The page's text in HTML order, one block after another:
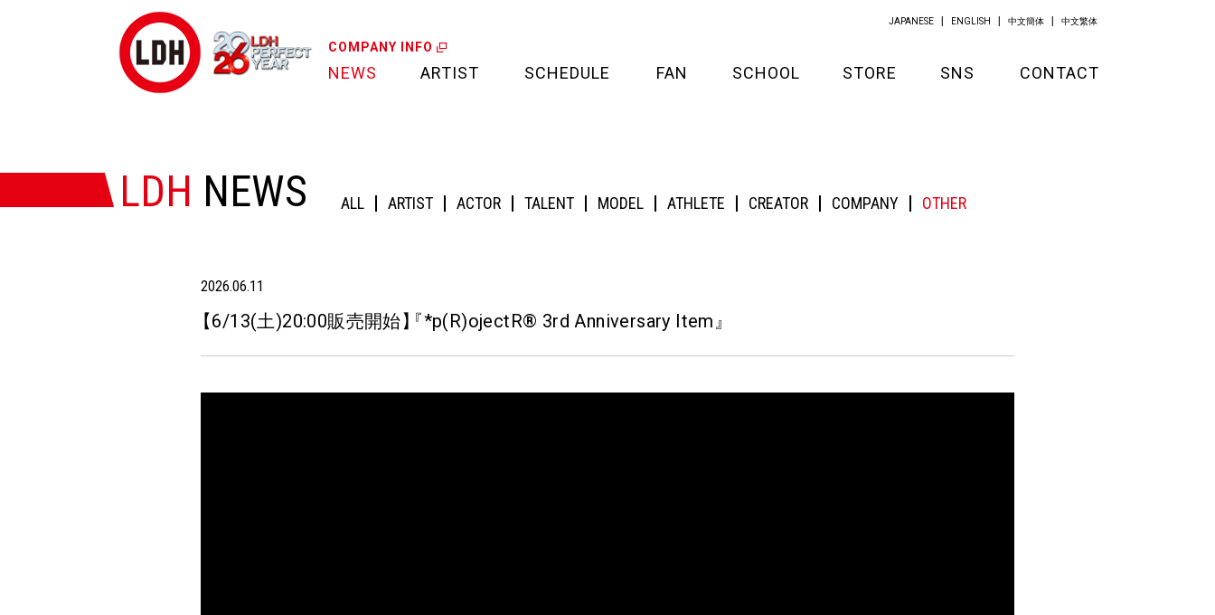
COMPANY INFO
NEWS ARTIST SCHEDULE FAN
MEDIA
SCHOOL STORE
KITCHEN
SNS CONTACT
JAPANESE ENGLISH 中文簡体 中文繁体
LDH NEWS ALL ARTIST ACTOR TALENT MODEL ATHLETE CREATOR COMPANY OTHER
2026.06.11
【6/13(土)20:00販売開始】
『*p(R)ojectR® 3rd Anniversary Item』